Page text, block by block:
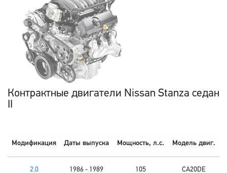
Контрактные двигатели Nissan Stanza седан
II
Модификация Даты выпуска Мощность, л.с. Модель двиг.
2.0 1986 - 1989 105 CA20DE